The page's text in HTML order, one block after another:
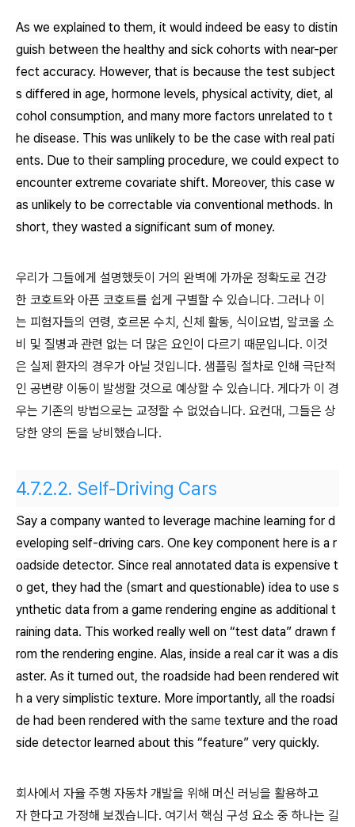
As we explained to them, it would indeed be easy to distin
guish between the healthy and sick cohorts with near-per
fect accuracy. However, that is because the test subject
s differed in age, hormone levels, physical activity, diet, al
cohol consumption, and many more factors unrelated to t
he disease. This was unlikely to be the case with real pati
ents. Due to their sampling procedure, we could expect to
encounter extreme covariate shift. Moreover, this case w
as unlikely to be correctable via conventional methods. In
short, they wasted a significant sum of money.
우리가 그들에게 설명했듯이 거의 완벽에 가까운 정확도로 건강
한 코호트와 아픈 코호트를 쉽게 구별할 수 있습니다. 그러나 이
는 피험자들의 연령, 호르몬 수치, 신체 활동, 식이요법, 알코올 소
비 및 질병과 관련 없는 더 많은 요인이 다르기 때문입니다. 이것
은 실제 환자의 경우가 아닐 것입니다. 샘플링 절차로 인해 극단적
인 공변량 이동이 발생할 것으로 예상할 수 있습니다. 게다가 이 경
우는 기존의 방법으로는 교정할 수 없었습니다. 요컨대, 그들은 상
당한 양의 돈을 낭비했습니다.
4.7.2.2. Self-Driving Cars
Say a company wanted to leverage machine learning for d
eveloping self-driving cars. One key component here is a r
oadside detector. Since real annotated data is expensive t
o get, they had the (smart and questionable) idea to use s
ynthetic data from a game rendering engine as additional t
raining data. This worked really well on “test data” drawn f
rom the rendering engine. Alas, inside a real car it was a dis
aster. As it turned out, the roadside had been rendered wit
h a very simplistic texture. More importantly, all the roadsi
de had been rendered with the same texture and the road
side detector learned about this “feature” very quickly.
회사에서 자율 주행 자동차 개발을 위해 머신 러닝을 활용하고
자 한다고 가정해 보겠습니다. 여기서 핵심 구성 요소 중 하나는 길